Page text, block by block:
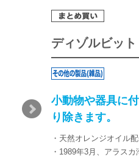
ディゾルビット
小動物や器具に
り除きます。
・天然オレンジオイル
・1989年3月、アラス